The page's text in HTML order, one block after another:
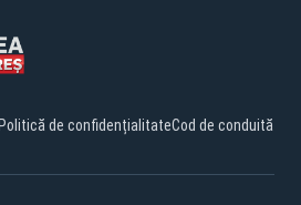
de confidențialitateCod de conduită